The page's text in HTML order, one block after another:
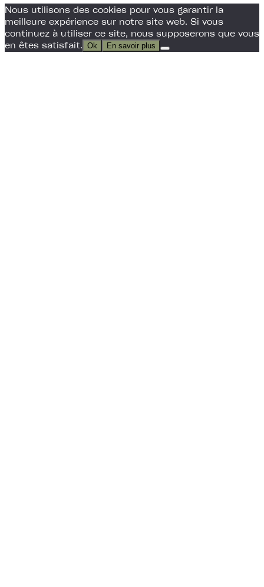
Nous utilisons des cookies pour vous garantir la
meilleure expérience sur notre site web. Si vous
continuez à utiliser ce site, nous supposerons que vous
en êtes satisfait. Ok En savoir plus